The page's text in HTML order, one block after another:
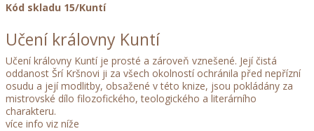
Kód skladu 15/Kuntí
Učení královny Kuntí
Učení královny Kuntí je prosté a zároveň vznešené. Její čistá
oddanost Šrí Kršnovi ji za všech okolností ochránila před nepřízní
osudu a její modlitby, obsažené v této knize, jsou pokládány za
mistrovské dílo filozofického, teologického a literárního
charakteru.
více info viz níže